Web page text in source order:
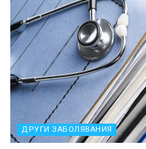
ДРУГИ ЗАБОЛЯВАНИЯ